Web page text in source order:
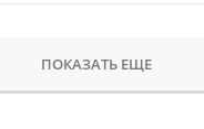
ПОКАЗАТЬ ЕЩЕ